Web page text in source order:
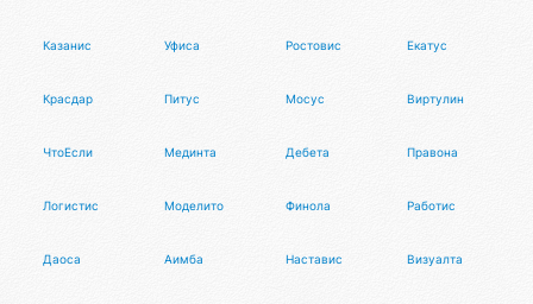
Казанис Уфиса Ростовис Екатус
Красдар Питус Мосус Виртулин
ЧтоЕсли Мединта Дебета Правона
Логистис Моделито Финола Работис
Даоса Аимба Наставис Визуалта